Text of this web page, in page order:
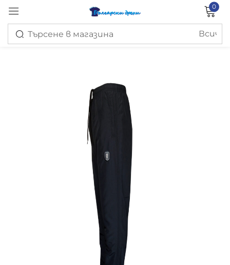
0
Вход
Запомни ме Изгубена парола?
ВХОД
СЪЗДАЙ ПРОФИЛ